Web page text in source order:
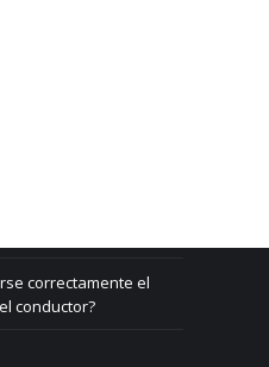
correctamente el
conductor?